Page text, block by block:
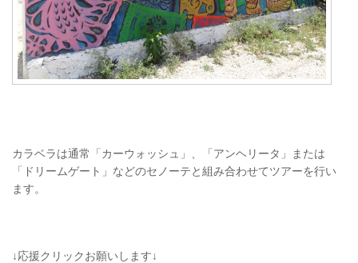
カラベラは通常「カーウォッシュ」、「アンヘリータ」または
「ドリームゲート」などのセノーテと組み合わせてツアーを行い
ます。
↓応援クリックお願いします↓